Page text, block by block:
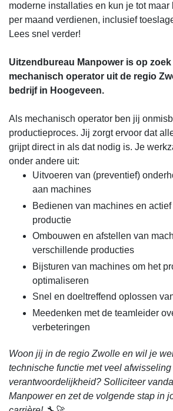
moderne installaties en kun je tot maar
per maand verdienen, inclusief
Lees snel verder!
Uitzendbureau Manpower is op zoek
mechanisch operator uit de regio
bedrijf in Hoogeveen.
Als mechanisch operator ben jij
productieproces. Jij zorgt ervoor dat
grijpt direct in als dat nodig is. Je
onder andere uit:
Uitvoeren van (preventief)
aan machines
Bedienen van machines en
productie
Ombouwen en afstellen van
verschillende producties
Bijsturen van machines om het
optimaliseren
Snel en doeltreffend oplossen
Meedenken met de teamleider
verbeteringen
Woon jij in de regio Zwolle en wil je
technische functie met veel afwisseling
verantwoordelijkheid? Solliciteer
Manpower en zet de volgende stap in